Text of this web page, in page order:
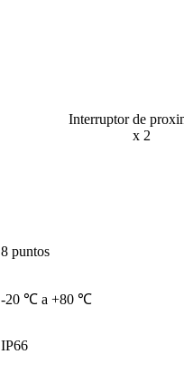
Interruptor de
x 2
8 puntos
-20 ℃ a +80 ℃
IP66